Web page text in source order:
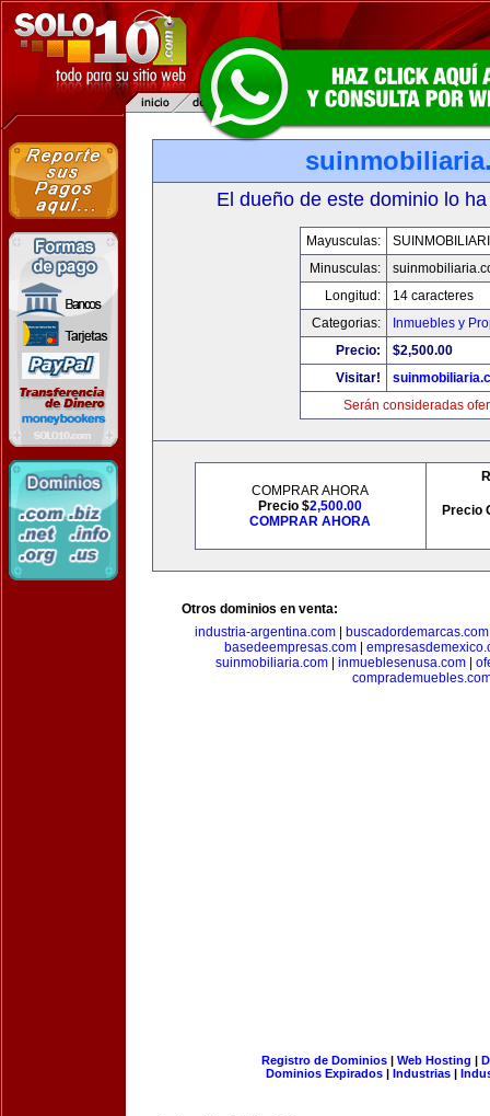
El dueño de este dominio lo
Mayusculas:
Minusculas:
Longitud:
14 caracteres
Categorias:
Inmuebles y
Precio:
$2,500.00
Visitar!
Serán consideradas
COMPRAR AHORA
Precio $2,500.00
COMPRAR AHORA
Precio
Otros dominios en venta:
industria-argentina.com| buscadordemarcas.com
basedeempresas.com|
suinmobiliaria.com
inmueblesenusa.com
Registro de Dominios| Web Hosting |
Dominios Expirados | Industrias |